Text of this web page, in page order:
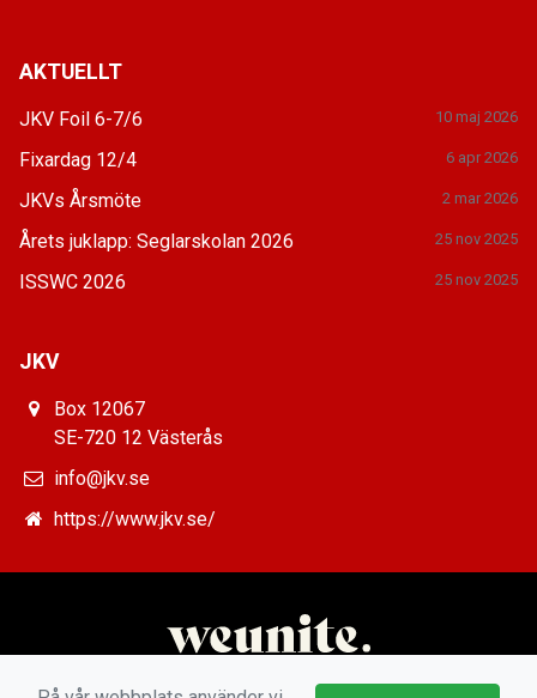
AKTUELLT
JKV Foil 6-7/6 10 maj 2026
Fixardag 12/4 6 apr 2026
JKVs Årsmöte 2 mar 2026
Årets juklapp: Seglarskolan 2026 25 nov 2025
ISSWC 2026 25 nov 2025
JKV
Box 12067
SE-720 12 Västerås
info@jkv.se
https://www.jkv.se/